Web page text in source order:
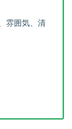
雰囲気、清